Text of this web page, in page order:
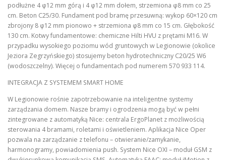
podłużne 4 φ12 mm górą i 4 φ12 mm dołem, strzemiona φ8 mm co 25
cm. Beton C25/30. Fundament pod bramę przesuwną: wykop 60×120 cm
zbrojony 8 φ12 mm pionowo + strzemiona φ8 mm co 15 cm. Głębokość
130 cm. Kotwy fundamentowe: chemiczne Hilti HVU z prętami M16. W
przypadku wysokiego poziomu wód gruntowych w Legionowie (okolice
Jeziora Zegrzyńskiego) stosujemy beton hydrotechniczny C20/25 W6
(wodoszczelny). Więcej o fundamentach pod numerem 570 933 114.
INTEGRACJA Z SYSTEMEM SMART HOME
W Legionowie rośnie zapotrzebowanie na inteligentne systemy
zarządzania domem. Nasze bramy i ogrodzenia mogą być w pełni
zintegrowane z automatyką Nice: centrala ErgoPlanet z możliwością
sterowania 4 bramami, roletami i oświetleniem. Aplikacja Nice Oper
pozwala na zarządzanie z telefonu – otwieranie/zamykanie,
harmonogramy, powiadomienia push. System Nice OXI – moduł GSM z